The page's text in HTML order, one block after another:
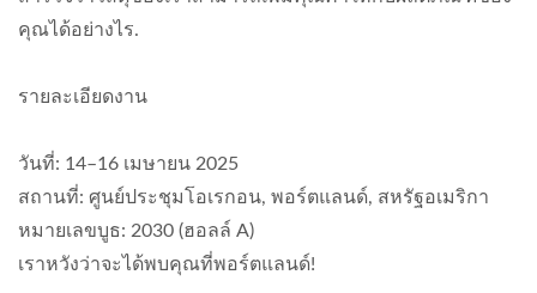
คุณได้อย่างไร.
รายละเอียดงาน
วันที่: 14–16 เมษายน 2025
สถานที่: ศูนย์ประชุมโอเรกอน, พอร์ตแลนด์, สหรัฐอเมริกา
หมายเลขบูธ: 2030 (ฮอลล์ A)
เราหวังว่าจะได้พบคุณที่พอร์ตแลนด์!